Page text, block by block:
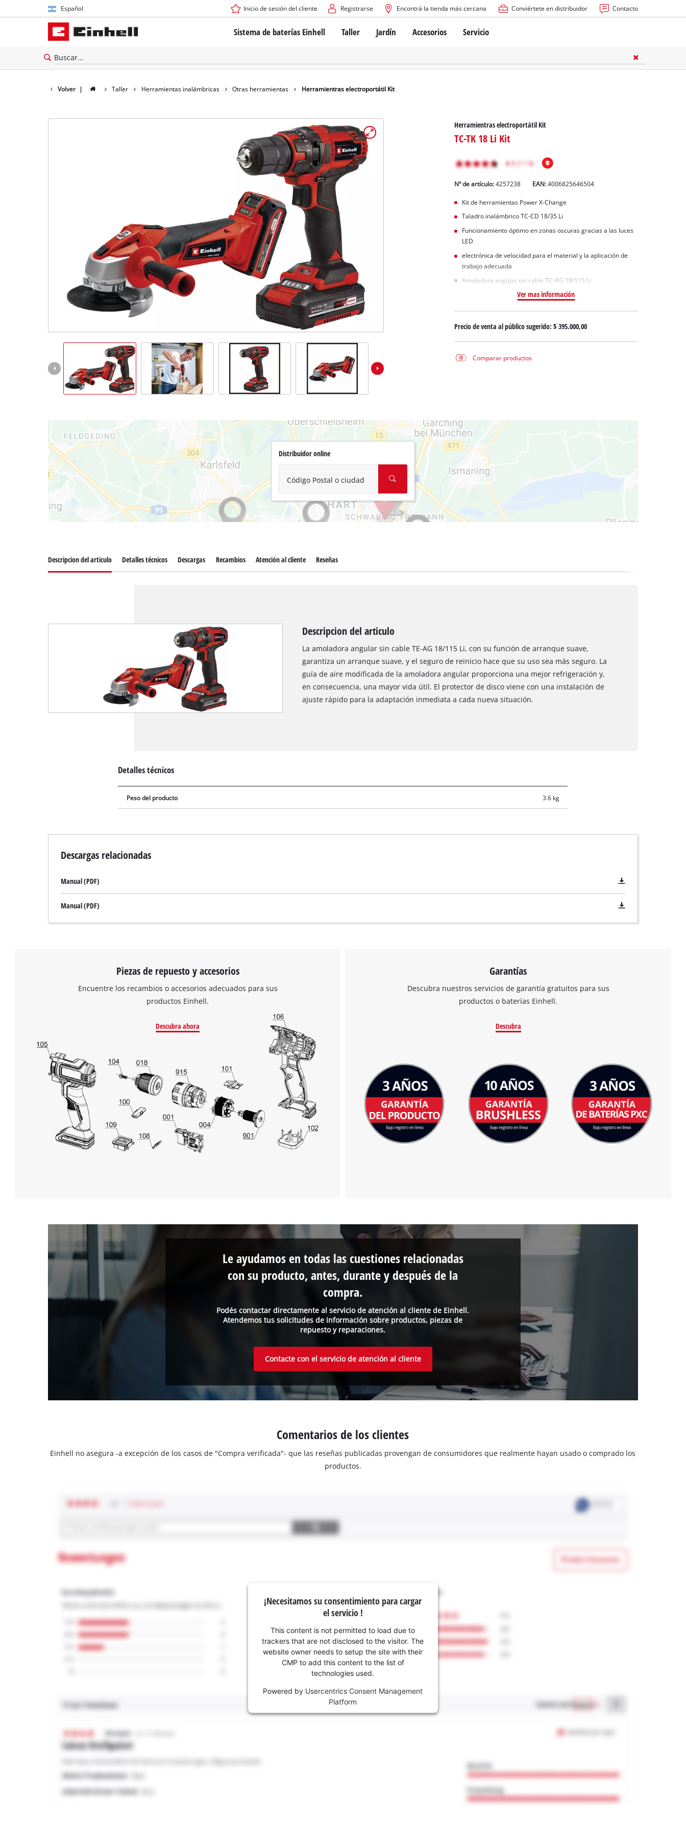
Español
Español
English
Inicio de sesión del cliente Registrarse Encontrá la tienda más cercana Conviértete en distribuidor Contacto
Sistema de baterías Einhell
El sistema de baterías Power X-Change
Sobre Einhell PROFESSIONAL
Todos los dispositivos PROFESSIONAL
Herramientas eléctricas PROFESSIONAL
Herramientas de jardín PROFESSIONAL
Todos los productos Power X-Change
Herramientas Power X-Change
Herramientas de jardín Power X-Change
Taller
Atornilladores inalámbricos
Taladros de columna
Routers para madera
Sierras
Cepillos eléctricos
Máquinas de Lijado
Afiladores de cadenas para motosierras
Lijadoras de banda
Mezcladores
Sistemas para Pintar
Instrumentos de medición
Luces
Otras herramientas
Sierras Ingletadoras
Sierras de Mesa
Sierras de cinta
Aspirador de materiales húmedos y secos
Aspiradoras para cenizas
Más herramientas de limpieza
Hidrolavadoras
Jardín
Cortadoras de césped a batería
Cortadoras de césped manuales
Bombas para casa y jardín
Bombas sumergibles para aguas sucias
Bombas de profundidad para pozos
Accesorios Servicio
Volver | Taller Herramientas inalámbricas Otras herramientas Herramientras electroportátil Kit
Herramientras electroportátil Kit
TC-TK 18 Li Kit
Nº de artículo: 4257238 EAN:4006825646504
Kit de herramientas Power X-Change
Taladro inalámbrico TC-CD 18/35 Li
Funcionamiento óptimo en zonas oscuras gracias a las luces
LED
electrónica de velocidad para el material y la aplicación de
trabajo adecuada
Amoladora angular sin cable TC-AG 18/115 Li
Ver mas información
Precio de venta al público sugerido: $ 395.000,00
Comparar productos
Distribuidor online
Código Postal o ciudad
to trackers that are not disclosed to the
visitor. The website owner needs to setup
the site with their CMP to add this content
to the list of technologies used.
Powered by
Usercentrics Consent
Management Platform
Descripcion del articulo Detalles técnicos Descargas Recambios Atención al cliente Reseñas
Descripcion del articulo
La amoladora angular sin cable TE-AG 18/115 Li, con su función de arranque suave,
garantiza un arranque suave, y el seguro de reinicio hace que su uso sea más seguro. La
guía de aire modificada de la amoladora angular proporciona una mejor refrigeración y,
en consecuencia, una mayor vida útil. El protector de disco viene con una instalación de
ajuste rápido para la adaptación inmediata a cada nueva situación.
Detalles técnicos
Peso del producto 3.6 kg
Descargas relacionadas
Manual (PDF)
Manual (PDF)
Piezas de repuesto y accesorios
Encuentre los recambios o accesorios adecuados para sus
productos Einhell.
Descubra ahora
Garantías
Descubra nuestros servicios de garantía gratuitos para sus
productos o baterías Einhell.
Descubra
Podés contactar directamente al servicio de atención al cliente de Einhell.
Atendemos tus solicitudes de información sobre productos, piezas de
repuesto y reparaciones.
Le ayudamos en todas las cuestiones relacionadas
con su producto, antes, durante y después de la
compra.
Contacte con el servicio de atención al cliente
Comentarios de los clientes
Einhell no asegura -a excepción de los casos de "Compra verificada"- que las reseñas publicadas provengan de consumidores que realmente hayan usado o comprado los
productos.
¡Necesitamos su consentimiento para cargar
el servicio !
This content is not permitted to load due to
trackers that are not disclosed to the visitor. The
website owner needs to setup the site with their
CMP to add this content to the list of
technologies used.
Powered by Usercentrics Consent Management
Platform